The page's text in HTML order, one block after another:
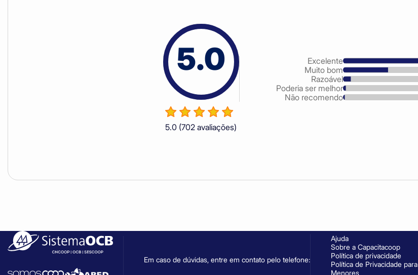
5.0
5.0 (702 avaliações)
Excelente
Muito bom
Razoável
Poderia ser melhor
Não recomendo
Em caso de dúvidas, entre em contato pelo telefone:
Ajuda
Sobre a Capacitacoop
Política de privacidade
Política de Privacidade para
Menores